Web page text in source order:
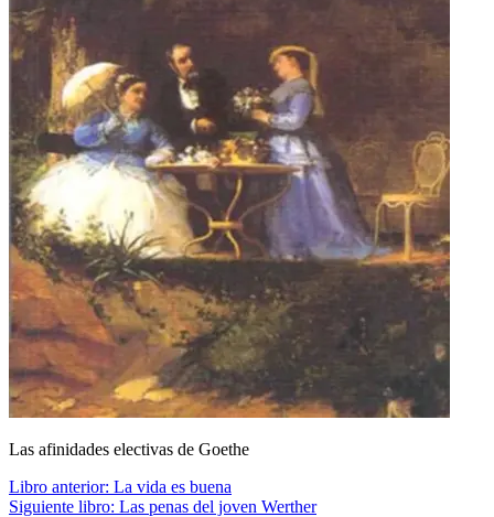
Las afinidades electivas de Goethe
Libro anterior: La vida es buena
Siguiente libro: Las penas del joven Werther